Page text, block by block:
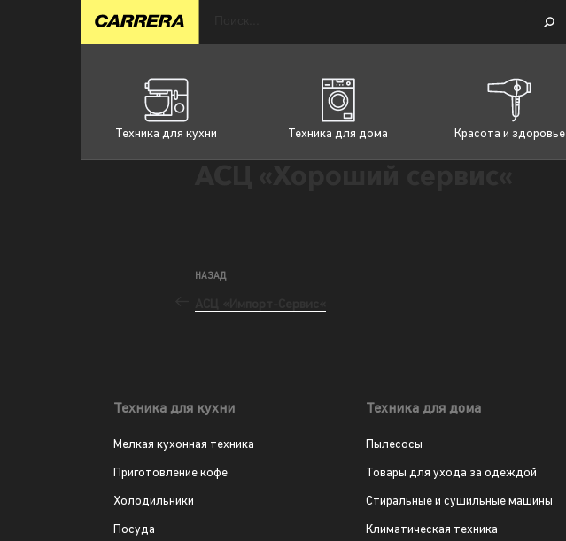
Техника для кухни Техника для дома Красота и здоровье
НАЗАД
Техника для кухни
Мелкая кухонная техника
Приготовление кофе
Холодильники
Посуда
Техника для дома
Пылесосы
Товары для ухода за одеждой
Стиральные и сушильные машины
Климатическая техника